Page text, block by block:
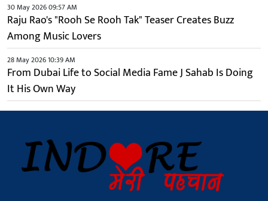
30 May 2026 09:57 AM
Raju Rao's "Rooh Se Rooh Tak" Teaser Creates Buzz
Among Music Lovers
28 May 2026 10:39 AM
From Dubai Life to Social Media Fame J Sahab Is Doing
It His Own Way